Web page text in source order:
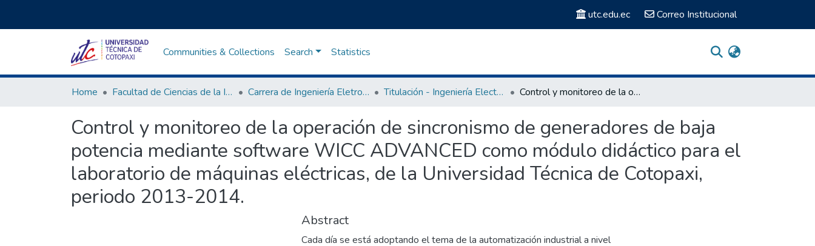
utc.edu.ec Correo Institucional
Communities & Collections Search Statistics
Home Facultad de Ciencias de la Ingeniería y Aplicadas Carrera de Ingeniería Eletromecánica Titulación - Ingeniería Electromecánica Control y monitoreo de la operación de sincronismo de generadores de baja potencia mediante software WICC ADVANCED como módulo didáctico para el laboratorio de máquinas eléctricas, de la Universidad Técnica de Cotopaxi, periodo 2013-2014.
Control y monitoreo de la operación de sincronismo de generadores de baja
potencia mediante software WICC ADVANCED como módulo didáctico para el
laboratorio de máquinas eléctricas, de la Universidad Técnica de Cotopaxi,
periodo 2013-2014.
Abstract
Cada día se está adoptando el tema de la automatización industrial a nivel